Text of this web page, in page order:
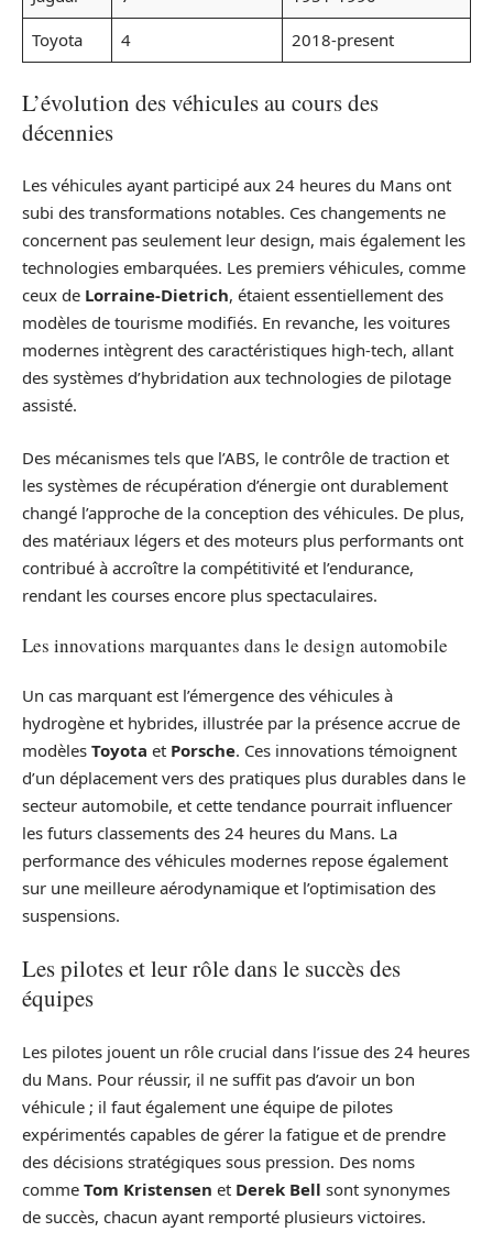
Toyota
4 2018-present
L’évolution des véhicules au cours des
décennies
Les véhicules ayant participé aux 24 heures du Mans ont
subi des transformations notables. Ces changements ne
concernent pas seulement leur design, mais également les
technologies embarquées. Les premiers véhicules, comme
ceux de Lorraine-Dietrich, étaient essentiellement des
modèles de tourisme modifiés. En revanche, les voitures
modernes intègrent des caractéristiques high-tech, allant
des systèmes d’hybridation aux technologies de pilotage
assisté.
Des mécanismes tels que l’ABS, le contrôle de traction et
les systèmes de récupération d’énergie ont durablement
changé l’approche de la conception des véhicules. De plus,
des matériaux légers et des moteurs plus performants ont
contribué à accroître la compétitivité et l’endurance,
rendant les courses encore plus spectaculaires.
Les innovations marquantes dans le design automobile
Un cas marquant est l’émergence des véhicules à
hydrogène et hybrides, illustrée par la présence accrue de
modèles Toyota et Porsche. Ces innovations témoignent
d’un déplacement vers des pratiques plus durables dans le
secteur automobile, et cette tendance pourrait influencer
les futurs classements des 24 heures du Mans. La
performance des véhicules modernes repose également
sur une meilleure aérodynamique et l’optimisation des
suspensions.
Les pilotes et leur rôle dans le succès des
équipes
Les pilotes jouent un rôle crucial dans l’issue des 24 heures
du Mans. Pour réussir, il ne suffit pas d’avoir un bon
véhicule ; il faut également une équipe de pilotes
expérimentés capables de gérer la fatigue et de prendre
des décisions stratégiques sous pression. Des noms
comme Tom Kristensen et Derek Bell sont synonymes
de succès, chacun ayant remporté plusieurs victoires.